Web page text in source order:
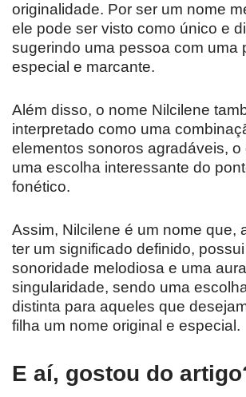
originalidade. Por ser um nome
ele pode ser visto como único e
sugerindo uma pessoa com uma
especial e marcante.
Além disso, o nome Nilcilene
interpretado como uma
elementos sonoros agradáveis, o
uma escolha interessante do
fonético.
Assim, Nilcilene é um nome que,
ter um significado definido,
sonoridade melodiosa e uma
singularidade, sendo uma
distinta para aqueles que
filha um nome original e especial.
E aí, gostou do